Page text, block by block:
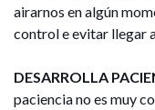
airarnos en algún
control e evitar llegar
DESARROLLA
paciencia no es muy